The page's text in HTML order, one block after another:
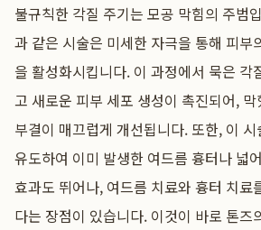
불규칙한 각질 주기는 모공 막힘의 주범
과 같은 시술은 미세한 자극을 통해 피부
을 활성화시킵니다. 이 과정에서 묵은 각
고 새로운 피부 세포 생성이 촉진되어,
부결이 매끄럽게 개선됩니다. 또한, 이
유도하여 이미 발생한 여드름 흉터나 넓
효과도 뛰어나, 여드름 치료와 흉터 치료
다는 장점이 있습니다. 이것이 바로 톤즈